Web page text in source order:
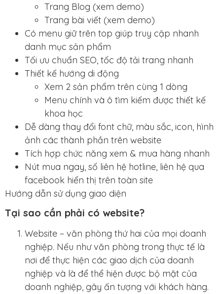
Trang Blog (xem demo)
Trang bài viết (xem demo)
Có menu giữ trên top giúp truy cập nhanh
danh mục sản phẩm
Tối ưu chuẩn SEO, tốc độ tải trang nhanh
Thiết kế hướng di động
Xem 2 sản phẩm trên cùng 1 dòng
Menu chính và ô tìm kiếm được thiết kế
khoa học
Dễ dàng thay đổi font chữ, màu sắc, icon, hình
ảnh các thành phần trên website
Tích hợp chức năng xem & mua hàng nhanh
Nút mua ngay, số liên hệ hotline, liên hệ qua
facebook hiển thị trên toàn site
Hướng dẫn sử dụng giao diện
Tại sao cần phải có website?
Website – văn phòng thứ hai của mọi doanh
nghiệp. Nếu như văn phòng trong thực tế là
nơi để thực hiện các giao dịch của doanh
nghiệp và là để thể hiện được bộ mặt của
doanh nghiệp, gây ấn tượng với khách hàng.